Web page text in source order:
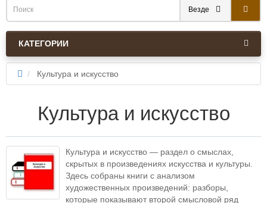
Везде
КАТЕГОРИИ
Культура и искусство
Культура и искусство
Культура и искусство — раздел о смыслах,
скрытых в произведениях искусства и культуры.
Здесь собраны книги с анализом
художественных произведений: разборы,
которые показывают второй смысловой ряд